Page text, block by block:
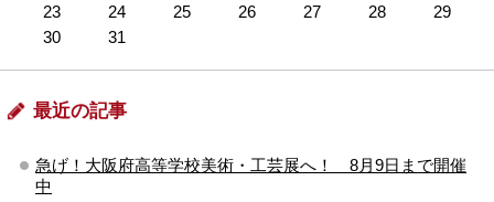
23
24 25 26 27 28
29
30
31
最近の記事
急げ！大阪府高等学校美術・工芸展へ！ 8月9日まで開催
中